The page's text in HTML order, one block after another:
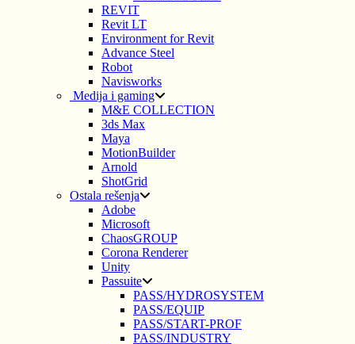
REVIT
Revit LT
Environment for Revit
Advance Steel
Robot
Navisworks
Medija i gaming
M&E COLLECTION
3ds Max
Maya
MotionBuilder
Arnold
ShotGrid
Ostala rešenja
Adobe
Microsoft
ChaosGROUP
Corona Renderer
Unity
Passuite
PASS/HYDROSYSTEM
PASS/EQUIP
PASS/START-PROF
PASS/INDUSTRY